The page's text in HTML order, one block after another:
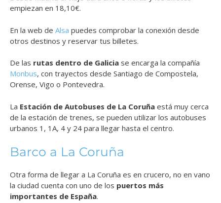
empiezan en 18,10€.
En la web de Alsa puedes comprobar la conexión desde
otros destinos y reservar tus billetes.
De las rutas dentro de Galicia se encarga la compañía
Monbus, con trayectos desde Santiago de Compostela,
Orense, Vigo o Pontevedra.
La Estación de Autobuses de La Coruña está muy cerca
de la estación de trenes, se pueden utilizar los autobuses
urbanos 1, 1A, 4 y 24 para llegar hasta el centro.
Barco a La Coruña
Otra forma de llegar a La Coruña es en crucero, no en vano
la ciudad cuenta con uno de los puertos más
importantes de España.